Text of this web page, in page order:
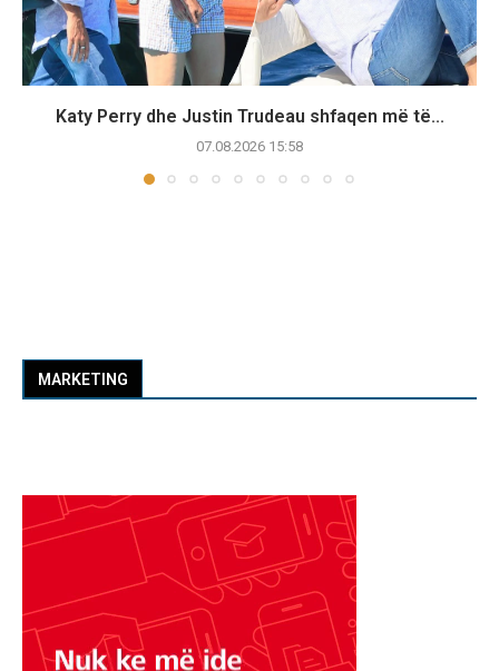
Katy Perry dhe Justin Trudeau shfaqen më të...
07.08.2026 15:58
MARKETING